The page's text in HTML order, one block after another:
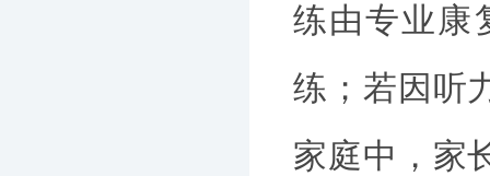
练由专业康
练；若因听
家庭中，家